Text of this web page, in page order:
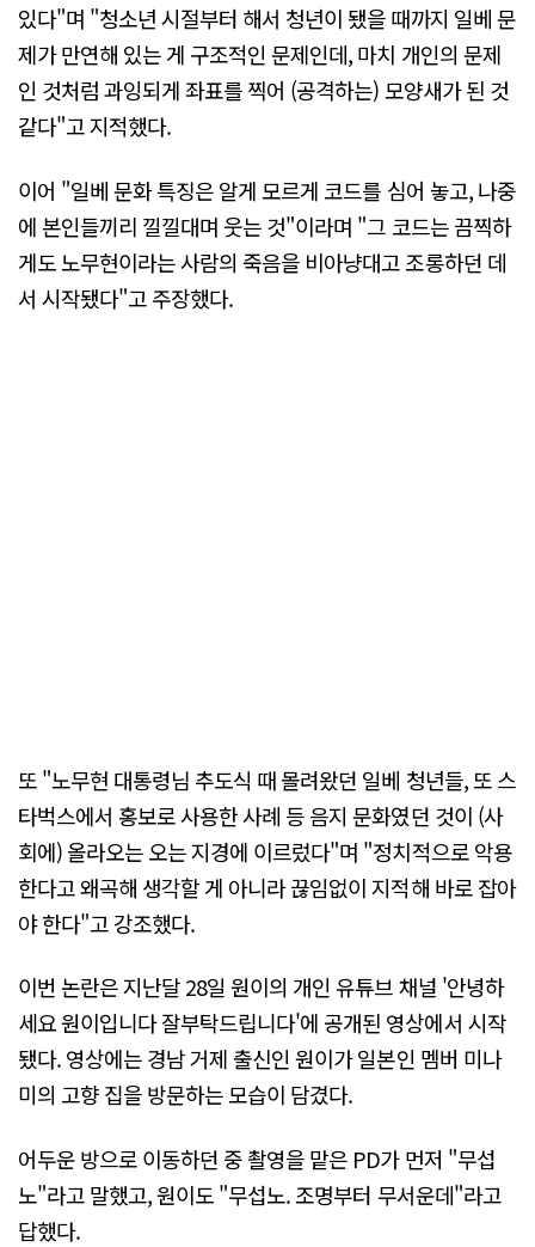
있다"며 "청소년 시절부터 해서 청년이 됐을 때까지 일베 문
제가 만연해 있는 게 구조적인 문제인데, 마치 개인의 문제
인 것처럼 과잉되게 좌표를 찍어 (공격하는) 모양새가 된 것
같다"고 지적했다.
이어 "일베 문화 특징은 알게 모르게 코드를 심어 놓고, 나중
에 본인들끼리 낄낄대며 웃는 것"이라며 "그 코드는 끔찍하
게도 노무현이라는 사람의 죽음을 비아냥대고 조롱하던 데
서 시작됐다"고 주장했다.
또 "노무현 대통령님 추도식 때 몰려왔던 일베 청년들, 또 스
타벅스에서 홍보로 사용한 사례 등 음지 문화였던 것이 (사
회에) 올라오는 오는 지경에 이르렀다"며 "정치적으로 악용
한다고 왜곡해 생각할 게 아니라 끊임없이 지적해 바로 잡아
야 한다"고 강조했다.
이번 논란은 지난달 28일 원이의 개인 유튜브 채널 '안녕하
세요 원이입니다 잘부탁드립니다'에 공개된 영상에서 시작
됐다. 영상에는 경남 거제 출신인 원이가 일본인 멤버 미나
미의 고향 집을 방문하는 모습이 담겼다.
어두운 방으로 이동하던 중 촬영을 맡은 PD가 먼저 "무섭
노"라고 말했고, 원이도 "무섭노. 조명부터 무서운데"라고
답했다.